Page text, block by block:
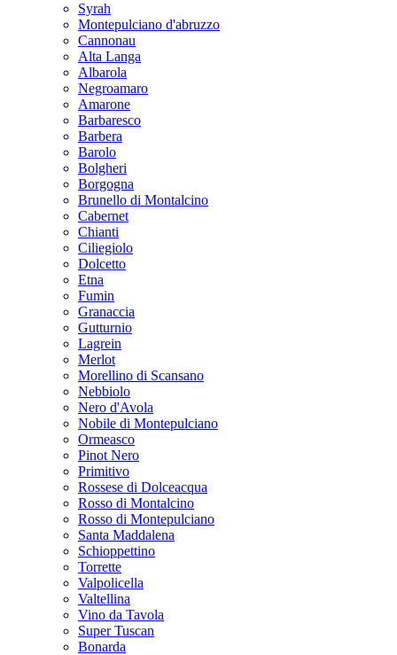
Syrah
Montepulciano d'abruzzo
Cannonau
Alta Langa
Albarola
Negroamaro
Amarone
Barbaresco
Barbera
Barolo
Bolgheri
Borgogna
Brunello di Montalcino
Cabernet
Chianti
Ciliegiolo
Dolcetto
Etna
Fumin
Granaccia
Gutturnio
Lagrein
Merlot
Morellino di Scansano
Nebbiolo
Nero d'Avola
Nobile di Montepulciano
Ormeasco
Pinot Nero
Primitivo
Rossese di Dolceacqua
Rosso di Montalcino
Rosso di Montepulciano
Santa Maddalena
Schioppettino
Torrette
Valpolicella
Valtellina
Vino da Tavola
Super Tuscan
Bonarda